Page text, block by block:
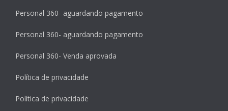
Personal 360- aguardando pagamento
Personal 360- aguardando pagamento
Personal 360- Venda aprovada
Política de privacidade
Política de privacidade